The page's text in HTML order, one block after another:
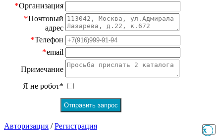
*Организация
*Почтовый
адрес
*Телефон
*email
Примечание
Я не робот*
Авторизация /Регистрация x
x